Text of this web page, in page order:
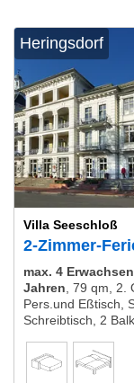
Heringsdorf
Villa Seeschloß
2-Zimmer-
max. 4
Jahren 79 qm, 2.
Pers.und Eßtisch,
Schreibtisch, 2